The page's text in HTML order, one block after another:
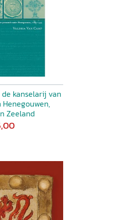
kanselarij van
Zeeland